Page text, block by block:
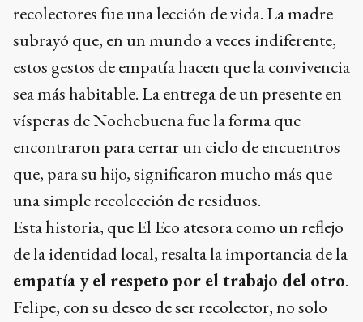
recolectores fue una lección de vida. La madre
subrayó que, en un mundo a veces indiferente,
estos gestos de empatía hacen que la convivencia
sea más habitable. La entrega de un presente en
vísperas de Nochebuena fue la forma que
encontraron para cerrar un ciclo de encuentros
que, para su hijo, significaron mucho más que
una simple recolección de residuos.
Esta historia, que El Eco atesora como un reflejo
de la identidad local, resalta la importancia de la
empatía y el respeto por el trabajo del otro.
Felipe, con su deseo de ser recolector, no solo